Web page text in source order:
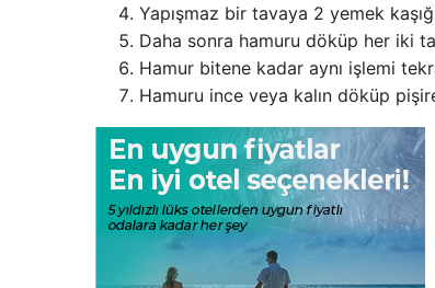
Yapışmaz bir tavaya 2 yemek kaşığı
Daha sonra hamuru döküp her iki
Hamur bitene kadar aynı işlemi
Hamuru ince veya kalın döküp